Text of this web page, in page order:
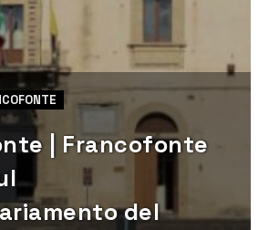
| Francofonte
del